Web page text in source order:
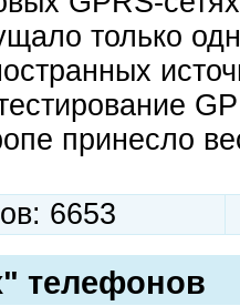
только
принесло
6653
телефонов